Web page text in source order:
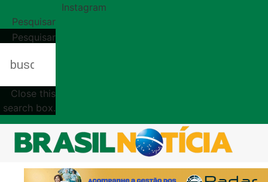
Instagram
Pesquisar
Pesquisar
Close this
search box.